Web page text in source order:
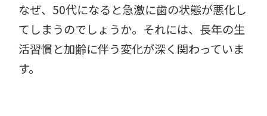
なぜ、50代になると急激に歯の状態が悪化し
てしまうのでしょうか。それには、長年の生
活習慣と加齢に伴う変化が深く関わっていま
す。